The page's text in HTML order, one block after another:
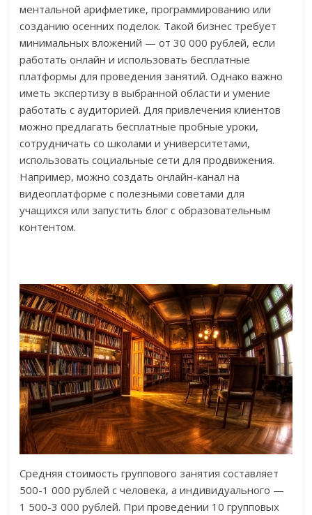
ментальной арифметике, программированию или
созданию осенних поделок. Такой бизнес требует
минимальных вложений — от 30 000 рублей, если
работать онлайн и использовать бесплатные
платформы для проведения занятий. Однако важно
иметь экспертизу в выбранной области и умение
работать с аудиторией. Для привлечения клиентов
можно предлагать бесплатные пробные уроки,
сотрудничать со школами и университетами,
использовать социальные сети для продвижения.
Например, можно создать онлайн-канал на
видеоплатформе с полезными советами для
учащихся или запустить блог с образовательным
контентом.
Средняя стоимость группового занятия составляет
500-1 000 рублей с человека, а индивидуального —
1 500-3 000 рублей. При проведении 10 групповых